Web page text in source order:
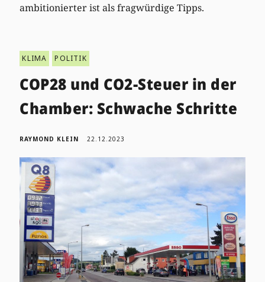
ambitionierter ist als fragwürdige Tipps.
KLIMA POLITIK
COP28 und CO2-Steuer in der
Chamber: Schwache Schritte
RAYMOND KLEIN 22.12.2023